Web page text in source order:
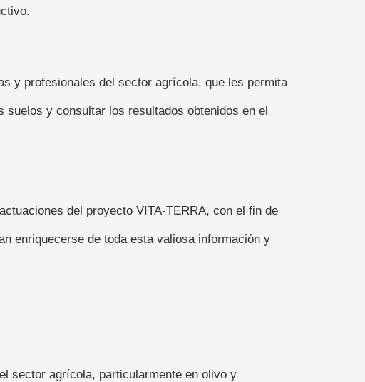
y profesionales del sector agrícola, que les permita
y consultar los resultados obtenidos en el
del proyecto VITA-TERRA, con el fin de
enriquecerse de toda esta valiosa información y
sector agrícola, particularmente en olivo y